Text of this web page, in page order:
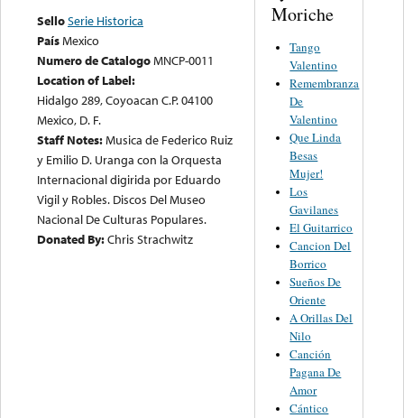
SelloSerie Historica
PaísMexico
Numero de CatalogoMNCP-0011
Location of Label:
Hidalgo 289, Coyoacan C.P. 04100
Mexico, D. F.
Staff Notes:Musica de Federico Ruiz
y Emilio D. Uranga con la Orquesta
Internacional digirida por Eduardo
Vigil y Robles. Discos Del Museo
Nacional De Culturas Populares.
Donated By:Chris Strachwitz
Moriche
Tango
Valentino
Remembranza
De
Valentino
Que Linda
Besas
Mujer!
Los
Gavilanes
El Guitarrico
Cancion Del
Borrico
Sueños De
Oriente
A Orillas Del
Nilo
Canción
Pagana De
Amor
Cántico